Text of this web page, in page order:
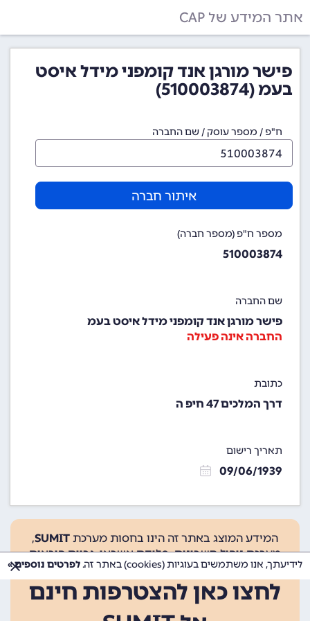
אתר המידע של CAP
פישר מורגן אנד קומפני מידל איסט
בעמ (510003874)
ח"פ / מספר עוסק / שם החברה
איתור חברה
מספר ח"פ (מספר חברה)
510003874
שם החברה
פישר מורגן אנד קומפני מידל איסט בעמ
החברה אינה פעילה
כתובת
דרך המלכים 47 חיפ ה
תאריך רישום
09/06/1939
המידע המוצג באתר זה הינו בחסות מערכת SUMIT
,
מערכת ניהול חשבונות, סליקת אשראי, גביית הוראות
קבע ועוד.
לחצו כאן להצטרפות חינם
לידיעתך, אנו משתמשים בעוגיות (cookies) באתר זה. לפרטים נוספים »